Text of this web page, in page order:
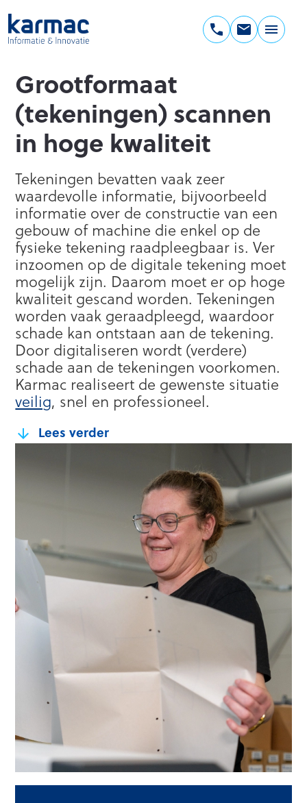
naar
de
Innovatie
Grootformaat
(tekeningen) scannen
in hoge kwaliteit
Tekeningen bevatten vaak zeer
waardevolle informatie, bijvoorbeeld
informatie over de constructie van een
gebouw of machine die enkel op de
fysieke tekening raadpleegbaar is. Ver
inzoomen op de digitale tekening moet
mogelijk zijn. Daarom moet er op hoge
kwaliteit gescand worden. Tekeningen
worden vaak geraadpleegd, waardoor
schade kan ontstaan aan de tekening.
Door digitaliseren wordt (verdere)
schade aan de tekeningen voorkomen.
Karmac realiseert de gewenste situatie
veilig, snel en professioneel.
Lees verder